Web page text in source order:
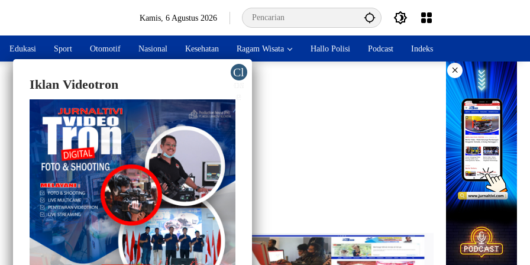
Kamis, 6 Agustus 2026
Edukasi Sport Otomotif Nasional Kesehatan Ragam Wisata Hallo Polisi Podcast Indeks
×
Iklan Videotron